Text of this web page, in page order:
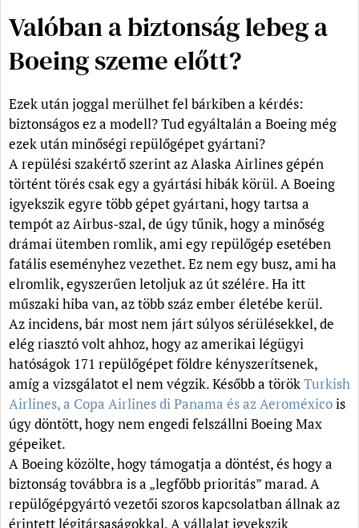
Valóban a biztonság lebeg a
Boeing szeme előtt?
Ezek után joggal merülhet fel bárkiben a kérdés:
biztonságos ez a modell? Tud egyáltalán a Boeing még
ezek után minőségi repülőgépet gyártani?
A repülési szakértő szerint az Alaska Airlines gépén
történt törés csak egy a gyártási hibák körül. A Boeing
igyekszik egyre több gépet gyártani, hogy tartsa a
tempót az Airbus-szal, de úgy tűnik, hogy a minőség
drámai ütemben romlik, ami egy repülőgép esetében
fatális eseményhez vezethet. Ez nem egy busz, ami ha
elromlik, egyszerűen letoljuk az út szélére. Ha itt
műszaki hiba van, az több száz ember életébe kerül.
Az incidens, bár most nem járt súlyos sérülésekkel, de
elég riasztó volt ahhoz, hogy az amerikai légügyi
hatóságok 171 repülőgépet földre kényszerítsenek,
amíg a vizsgálatot el nem végzik. Később a törökTurkish
Airlines, a Copa Airlines di Panama és az Aeroméxicois
úgy döntött, hogy nem engedi felszállni Boeing Max
gépeiket.
A Boeing közölte, hogy támogatja a döntést, és hogy a
biztonság továbbra is a „legfőbb prioritás” marad. A
repülőgépgyártó vezetői szoros kapcsolatban állnak az
érintett légitársaságokkal. A vállalat igyekszik